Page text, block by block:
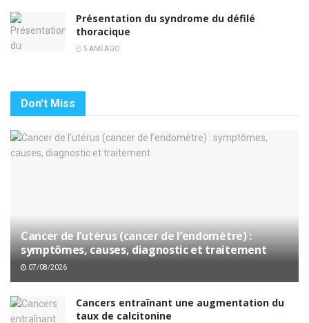
Présentation du syndrome du défilé
thoracique
5 ANS AGO
Don't Miss
Cancer de l’utérus (cancer de l’endomètre) :
symptômes, causes, diagnostic et traitement
07/08/2026
Cancers entraînant une augmentation du
taux de calcitonine